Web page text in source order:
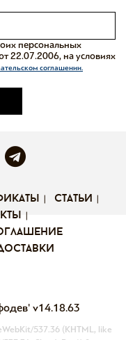
персональных
22.07.2006, на условиях
соглашении.
статьи
v14.18.63
537.36 (KHTML, like